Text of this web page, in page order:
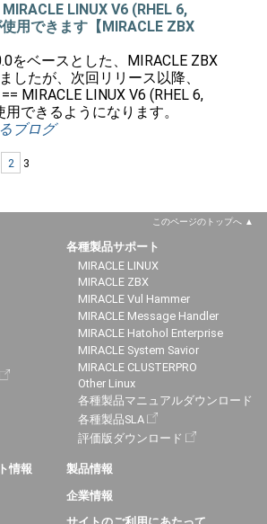
LINUX V6 (RHEL 6,
用できます【MIRACLE ZBX
をベースとした、MIRACLE ZBX
したが、次回リリース以降、
MIRACLE LINUX V6 (RHEL 6,
できるようになります。
ブログ
2 3
このページのトップへ
各種製品サポート
MIRACLE LINUX
MIRACLE ZBX
MIRACLE Vul Hammer
MIRACLE Message Handler
MIRACLE Hatohol Enterprise
MIRACLE System Savior
MIRACLE CLUSTERPRO
Other Linux
各種製品マニュアルダウンロード
各種製品SLA
評価版ダウンロード
情報
製品情報
企業情報